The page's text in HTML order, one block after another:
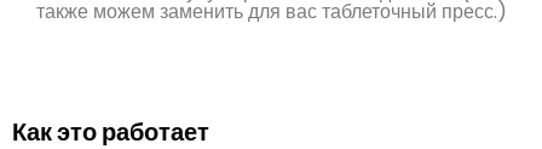
Линия упаковки капсульных бутылок имеет эффект